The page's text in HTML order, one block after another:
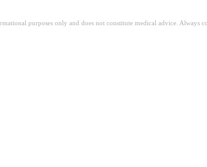
purposes only and does not constitute medical advice. Always